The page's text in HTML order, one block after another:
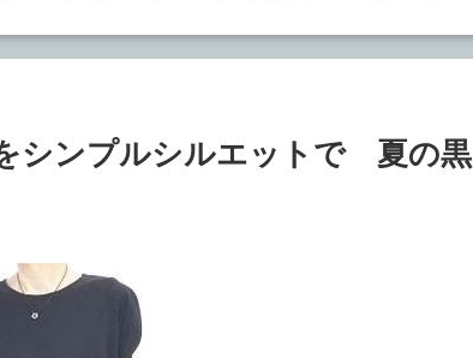
シンプルシルエットで 夏の黒